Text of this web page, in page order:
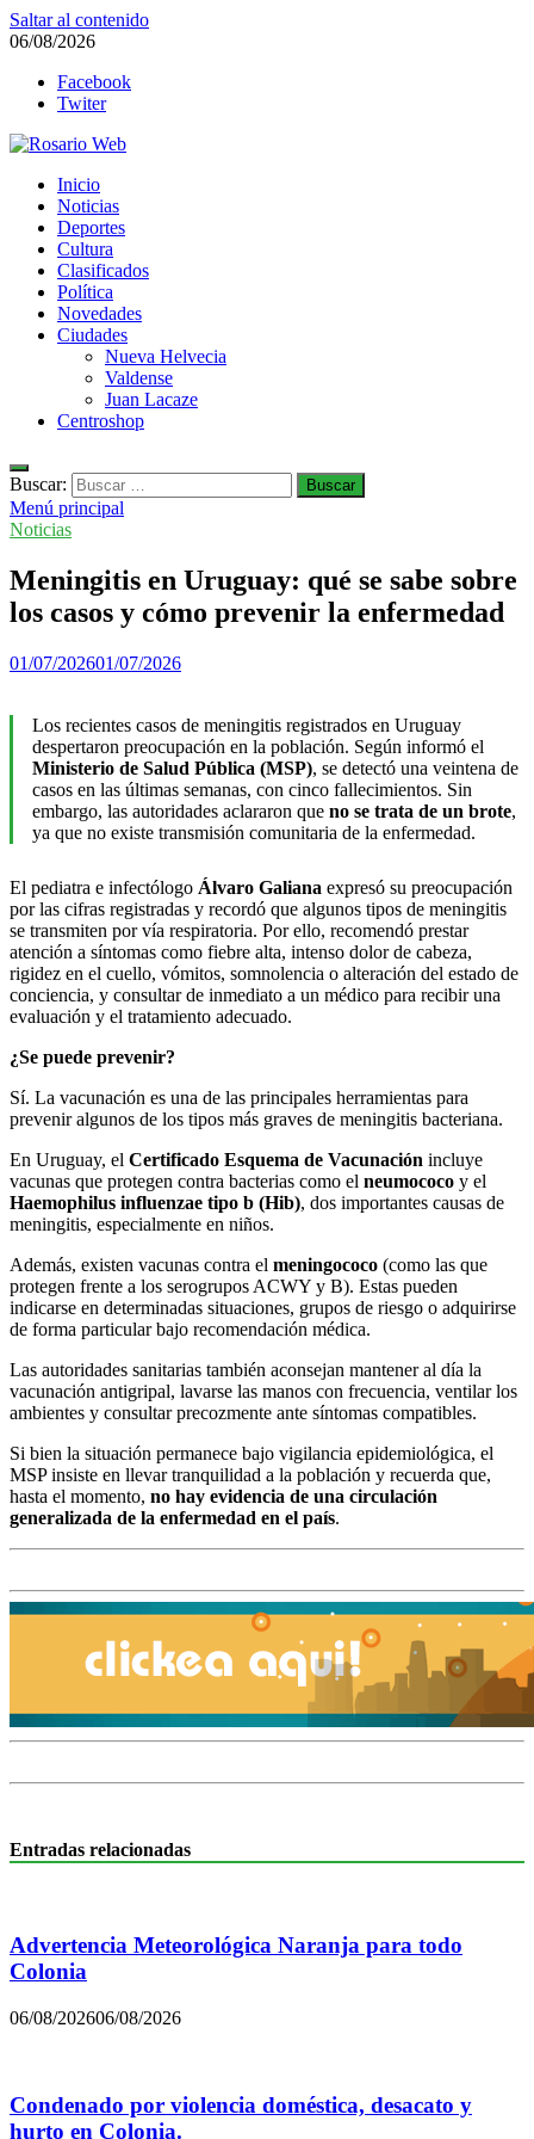
Saltar al contenido
06/08/2026
Facebook
Twiter
Rosario Web
Todas la noticias de Rosario y la zona
Inicio
Noticias
Deportes
Cultura
Clasificados
Política
Novedades
Ciudades
Nueva Helvecia
Valdense
Juan Lacaze
Centroshop
Buscar:
Menú principal
Noticias
Meningitis en Uruguay: qué se sabe sobre
los casos y cómo prevenir la enfermedad
01/07/202601/07/2026
Los recientes casos de meningitis registrados en Uruguay
despertaron preocupación en la población. Según informó el
Ministerio de Salud Pública (MSP), se detectó una veintena de
casos en las últimas semanas, con cinco fallecimientos. Sin
embargo, las autoridades aclararon que no se trata de un brote,
ya que no existe transmisión comunitaria de la enfermedad.
El pediatra e infectólogo Álvaro Galiana expresó su preocupación
por las cifras registradas y recordó que algunos tipos de meningitis
se transmiten por vía respiratoria. Por ello, recomendó prestar
atención a síntomas como fiebre alta, intenso dolor de cabeza,
rigidez en el cuello, vómitos, somnolencia o alteración del estado de
conciencia, y consultar de inmediato a un médico para recibir una
evaluación y el tratamiento adecuado.
¿Se puede prevenir?
Sí. La vacunación es una de las principales herramientas para
prevenir algunos de los tipos más graves de meningitis bacteriana.
En Uruguay, el Certificado Esquema de Vacunación incluye
vacunas que protegen contra bacterias como el neumococo y el
Haemophilus influenzae tipo b (Hib), dos importantes causas de
meningitis, especialmente en niños.
Además, existen vacunas contra el meningococo (como las que
protegen frente a los serogrupos ACWY y B). Estas pueden
indicarse en determinadas situaciones, grupos de riesgo o adquirirse
de forma particular bajo recomendación médica.
Las autoridades sanitarias también aconsejan mantener al día la
vacunación antigripal, lavarse las manos con frecuencia, ventilar los
ambientes y consultar precozmente ante síntomas compatibles.
Si bien la situación permanece bajo vigilancia epidemiológica, el
MSP insiste en llevar tranquilidad a la población y recuerda que,
hasta el momento, no hay evidencia de una circulación
generalizada de la enfermedad en el país.
Entradas relacionadas
Advertencia Meteorológica Naranja para todo
Colonia
06/08/202606/08/2026
Condenado por violencia doméstica, desacato y
hurto en Colonia.